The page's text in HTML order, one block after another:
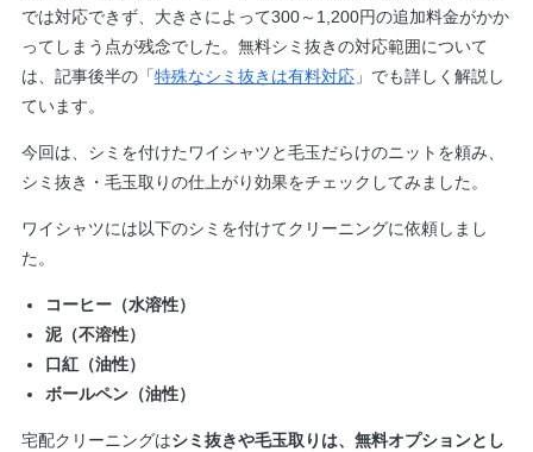
では対応できず、大きさによって300～1,200円の追加料金がかか
ってしまう点が残念でした。無料シミ抜きの対応範囲について
は、記事後半の「特殊なシミ抜きは有料対応」でも詳しく解説し
ています。
今回は、シミを付けたワイシャツと毛玉だらけのニットを頼み、
シミ抜き・毛玉取りの仕上がり効果をチェックしてみました。
ワイシャツには以下のシミを付けてクリーニングに依頼しまし
た。
コーヒー（水溶性）
泥（不溶性）
口紅（油性）
ボールペン（油性）
宅配クリーニングはシミ抜きや毛玉取りは、無料オプションとし